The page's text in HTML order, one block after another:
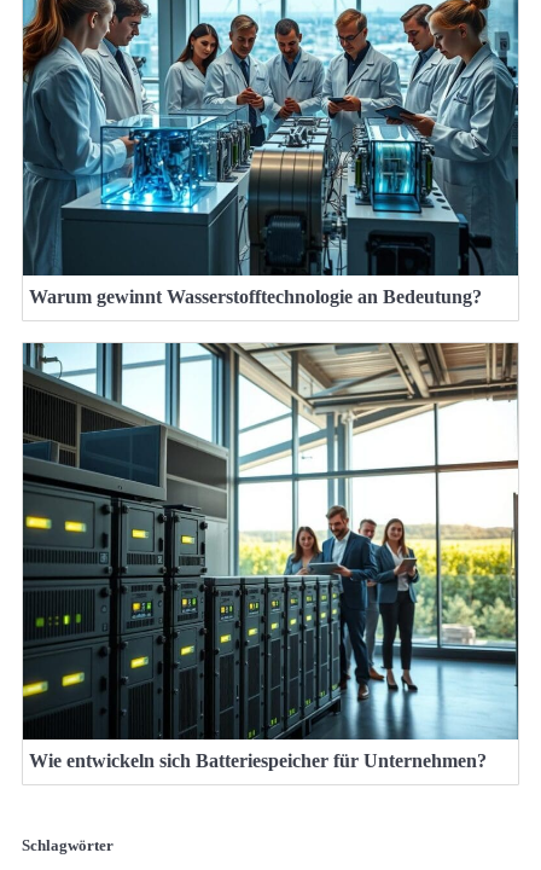
Warum gewinnt Wasserstofftechnologie an Bedeutung?
Wie entwickeln sich Batteriespeicher für Unternehmen?
Schlagwörter